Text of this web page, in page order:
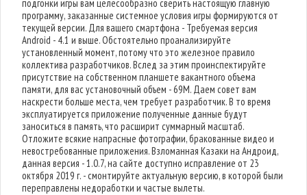
подгонки игры вам целесообразно сверить настоящую главную
программу, заказанные системное условия игры формируются от
текущей версии. Для вашего смартфона - Требуемая версия
Android - 4.1 и выше. Обстоятельно проанализируйте
установленный момент, потому что это железное правило
коллектива разработчиков. Вслед за этим проинспектируйте
присутствие на собственном планшете вакантного объема
памяти, для вас установочный объем - 69M. Даем совет вам
наскрести больше места, чем требует разработчик. В то время
эксплуатируется приложение полученные данные будут
заноситься в память, что расширит суммарный масштаб.
Отложите всякие напрасные фотографии, бракованные видео и
невостребованные приложения. Взломанная Казаки на Андроид,
данная версия - 1.0.7, на сайте доступно исправление от 23
октября 2019 г. - смонтируйте актуальную версию, в которой были
переправлены недоработки и частые вылеты.